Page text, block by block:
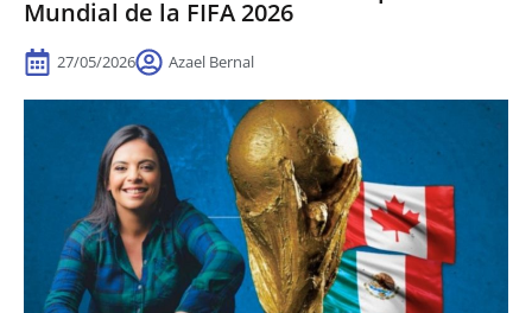
Mundial de la FIFA 2026
27/05/2026 Azael Bernal